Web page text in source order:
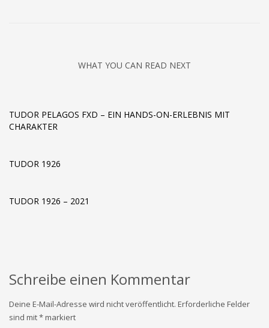
WHAT YOU CAN READ NEXT
TUDOR PELAGOS FXD – EIN HANDS-ON-ERLEBNIS MIT
CHARAKTER
TUDOR 1926
TUDOR 1926 – 2021
Schreibe einen Kommentar
Deine E-Mail-Adresse wird nicht veröffentlicht. Erforderliche Felder
sind mit*markiert